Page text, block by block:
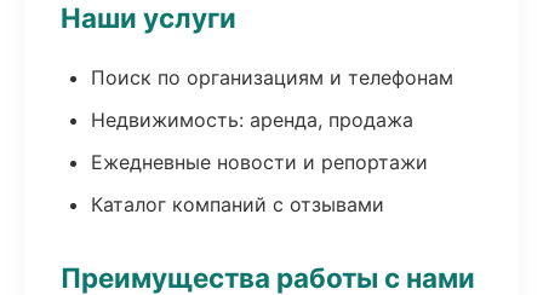
Наши услуги
Поиск по организациям и телефонам
Недвижимость: аренда, продажа
Ежедневные новости и репортажи
Каталог компаний с отзывами
Преимущества работы с нами